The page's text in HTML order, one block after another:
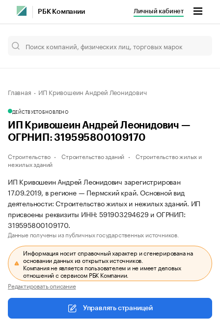
РБК Компании Личный кабинет
Главная ИП Кривошеин Андрей Леонидович
ДЕЙСТВУЕТОБНОВЛЕНО
ИП Кривошеин Андрей Леонидович —
ОГРНИП: 319595800109170
Строительство Строительство зданий
Строительство жилых и
нежилых зданий
ИП Кривошеин Андрей Леонидович зарегистрирован
17.09.2019, в регионе — Пермский край. Основной вид
деятельности: Строительство жилых и нежилых зданий. ИП
присвоены реквизиты ИНН: 591903294629 и ОГРНИП:
319595800109170.
Данные получены из публичных государственных источников.
Информация носит справочный характер и сгенерирована на
основании данных из открытых источников.
Компания не является пользователем и не имеет деловых
отношений с сервисом РБК Компании.
Редактировать описание
Управлять страницей